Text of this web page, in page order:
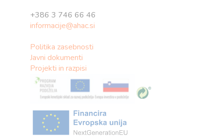
+386 3 746 66 46
informacije@ahac.si
Politika zasebnosti
Javni dokumenti
Projekti in razpisi